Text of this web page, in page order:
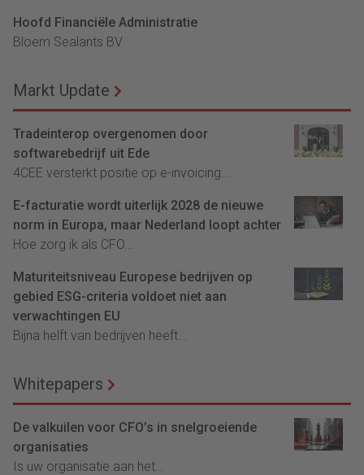
Hoofd Financiële Administratie
Bloem Sealants BV
Markt Update
Tradeinterop overgenomen door
softwarebedrijf uit Ede
4CEE versterkt positie op e-invoicing...
E-facturatie wordt uiterlijk 2028 de nieuwe
norm in Europa, maar Nederland loopt achter
Hoe zorg ik als CFO...
Maturiteitsniveau Europese bedrijven op
gebied ESG-criteria voldoet niet aan
verwachtingen EU
Bijna helft van bedrijven heeft...
Whitepapers
De valkuilen voor CFO’s in snelgroeiende
organisaties
Is uw organisatie aan het...